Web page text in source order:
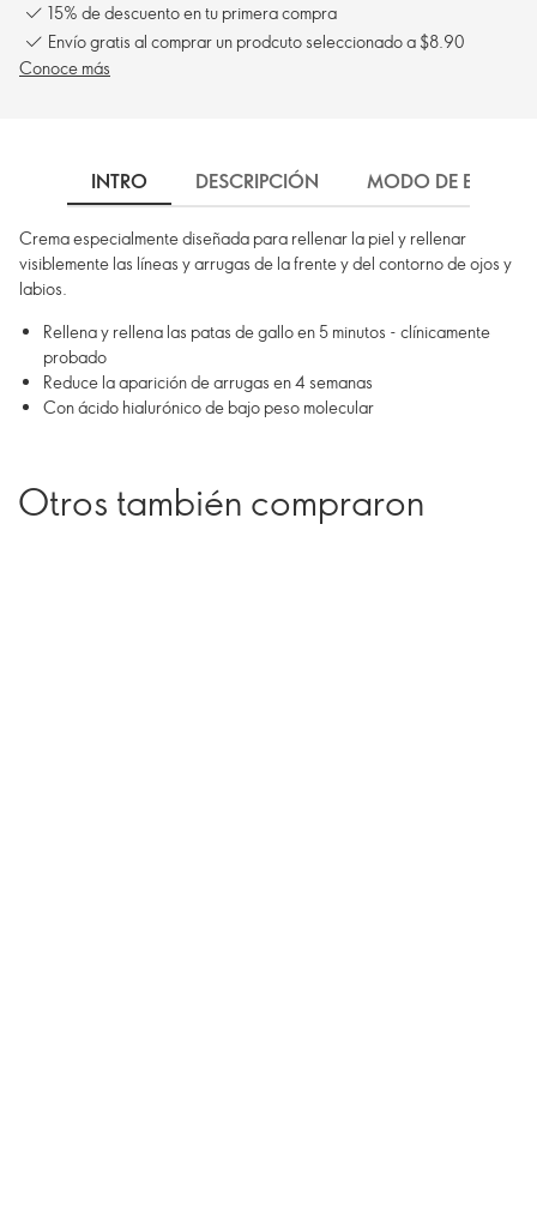
15% de descuento en tu primera compra
Envío gratis al comprar un prodcuto seleccionado a $8.90
Conoce más
INTRO DESCRIPCIÓN MODO DE EMPLEO
Crema especialmente diseñada para rellenar la piel y rellenar
visiblemente las líneas y arrugas de la frente y del contorno de ojos y
labios.
Rellena y rellena las patas de gallo en 5 minutos - clínicamente
probado
Reduce la aparición de arrugas en 4 semanas
Con ácido hialurónico de bajo peso molecular
Otros también compraron